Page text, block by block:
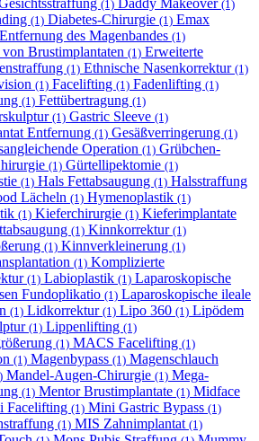
(1) (1)
(1) Diabetes-Chirurgie (1) Emax
Entfernung des Magenbandes (1)
Brustimplantaten (1) Erweiterte
(1) Ethnische Nasenkorrektur (1)
(1) Facelifting (1) Fadenlifting (1)
(1) Fettübertragung (1)
(1) Gastric Sleeve (1)
Entfernung (1) Gesäßverringerung (1)
Operation (1) Grübchen-
(1) Gürtellipektomie (1)
(1) Hals Fettabsaugung (1) Halsstraffung
Lächeln (1) Hymenoplastik (1)
(1) Kieferchirurgie (1) Kieferimplantate
(1) Kinnkorrektur (1)
(1) Kinnverkleinerung (1)
(1) Komplizierte
(1) Labioplastik (1) Laparoskopische
Fundoplikatio (1) Laparoskopische ileale
(1) Lidkorrektur (1) Lipo 360 (1) Lipödem
(1) Lippenlifting (1)
(1) MACS Facelifting (1)
(1) Magenbypass (1) Magenschlauch
Mandel-Augen-Chirurgie (1) Mega-
(1) Mentor Brustimplantate (1) Midface
Facelifting (1) Mini Gastric Bypass (1)
(1) MIS Zahnimplantat (1)